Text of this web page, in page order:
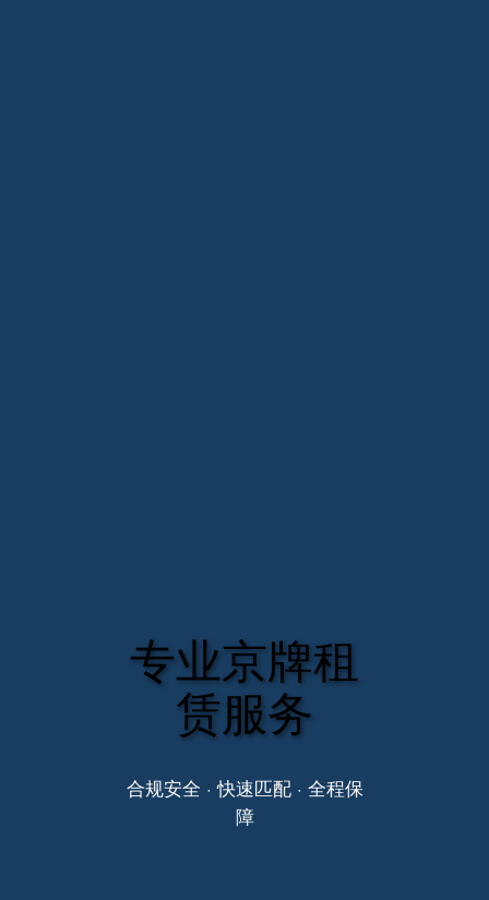
专业京牌租
赁服务
合规安全 · 快速匹配 · 全程保
障